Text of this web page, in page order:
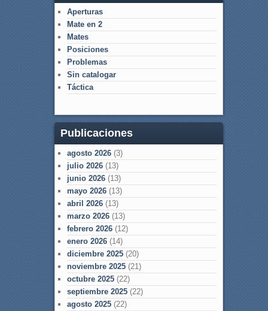
Aperturas
Mate en 2
Mates
Posiciones
Problemas
Sin catalogar
Táctica
Publicaciones
agosto 2026(3)
julio 2026(13)
junio 2026(13)
mayo 2026(13)
abril 2026(13)
marzo 2026(13)
febrero 2026(12)
enero 2026(14)
diciembre 2025(20)
noviembre 2025(21)
octubre 2025(22)
septiembre 2025(22)
agosto 2025(22)